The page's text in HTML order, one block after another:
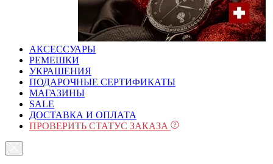
АКСЕССУАРЫ
РЕМЕШКИ
УКРАШЕНИЯ
ПОДАРОЧНЫЕ СЕРТИФИКАТЫ
МАГАЗИНЫ
SALE
ДОСТАВКА И ОПЛАТА
ПРОВЕРИТЬ СТАТУС ЗАКАЗА